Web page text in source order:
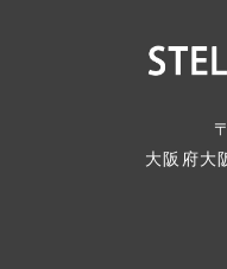
大阪府大